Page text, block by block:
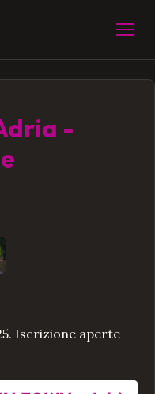
-
Iscrizione aperte